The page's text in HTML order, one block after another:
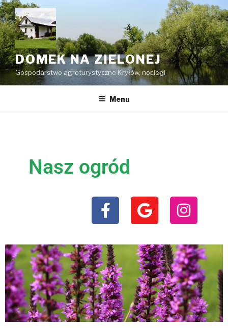
DOMEK NA ZIELONEJ
Gospodarstwo agroturystyczne Kryłów, noclegi
Menu
Nasz ogród